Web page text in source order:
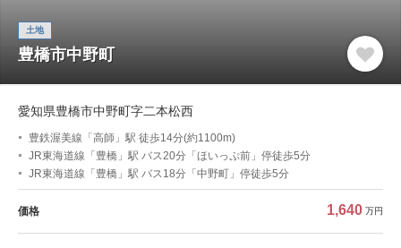
土地
豊橋市中野町
愛知県豊橋市中野町字二本松西
豊鉄渥美線「高師」駅 徒歩14分(約1100m)
JR東海道線「豊橋」駅 バス20分「ほいっぷ前」停徒歩5分
JR東海道線「豊橋」駅 バス18分「中野町」停徒歩5分
価格 1,640 万円